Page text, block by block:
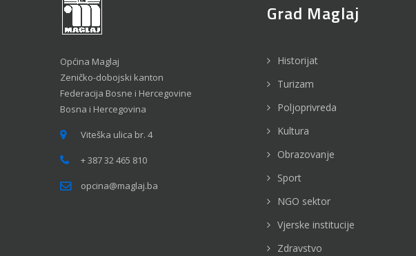
Općina Maglaj
Zeničko-dobojski kanton
Federacija Bosne i Hercegovine
Bosna i Hercegovina
Viteška ulica br. 4
+ 387 32 465 810
opcina@maglaj.ba
Grad Maglaj
Historijat
Turizam
Poljoprivreda
Kultura
Obrazovanje
Sport
NGO sektor
Vjerske institucije
Zdravstvo